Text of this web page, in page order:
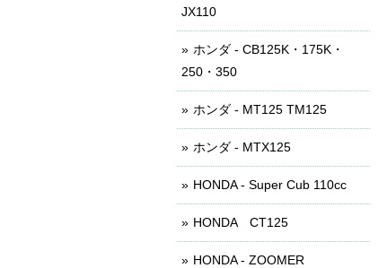
JX110
ホンダ - CB125K・175K・
250・350
ホンダ - MT125 TM125
ホンダ - MTX125
HONDA - Super Cub 110cc
HONDA CT125
HONDA - ZOOMER